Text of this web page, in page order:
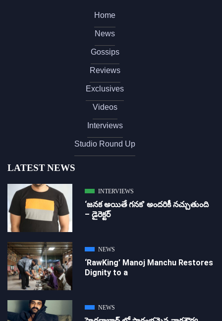
Home
News
Gossips
Reviews
Exclusives
Videos
Interviews
Studio Round Up
LATEST NEWS
INTERVIEWS
‘జ‌న‌క అయితే గ‌న‌క‌’ అందరికీ నచ్చుతుంది
– డైరెక్ట‌ర్
NEWS
‘RawKing’ Manoj Manchu Restores
Dignity to a
NEWS